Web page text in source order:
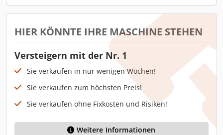
HIER KÖNNTE IHRE MASCHINE STEHEN
Versteigern mit der Nr. 1
Sie verkaufen in nur wenigen Wochen!
Sie verkaufen zum höchsten Preis!
Sie verkaufen ohne Fixkosten und Risiken!
Weitere Informationen